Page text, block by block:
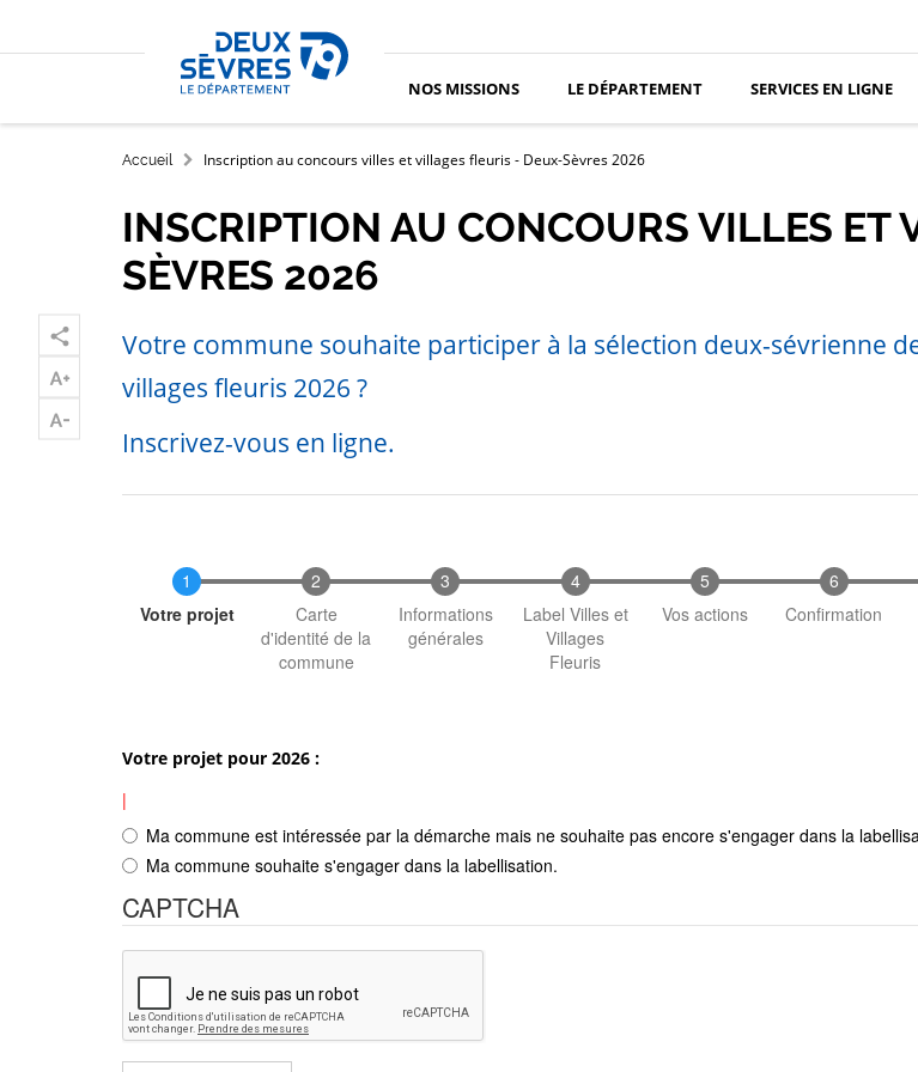
NOS MISSIONS LE DÉPARTEMENT
Accueil département des Deux-Sèvres
SERVICES EN LIGNE
FIL D'ARIANE
Accueil Inscription au concours villes et villages fleuris - Deux-Sèvres 2026
INSCRIPTION AU CONCOURS VILLES ET
SÈVRES 2026
Votre commune souhaite participer à la sélection deux-sévrienne
villages fleuris 2026 ?
Inscrivez-vous en ligne.
Actuel
Votre projet
Carte
d'identité de la
commune
Informations
générales
Label Villes et
Villages
Fleuris
Vos actions Confirmation
Votre projet pour 2026 :
|
Ma commune est intéressée par la démarche mais ne souhaite pas encore s'engager dans la
Ma commune souhaite s'engager dans la labellisation.
CAPTCHA